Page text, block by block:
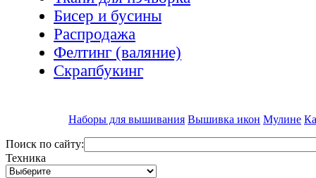
Бисер и бусины
Распродажа
Фелтинг (валяние)
Скрапбукинг
Наборы для вышивания Вышивка икон Мулине
Поиск по сайту:
Техника